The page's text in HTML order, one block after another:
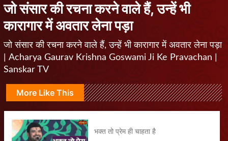
जो संसार की रचना करने वाले हैं, उन्हें भी
कारागार में अवतार लेना पड़ा
जो संसार की रचना करने वाले हैं, उन्हें भी कारागार में अवतार लेना पड़ा
| Acharya Gaurav Krishna Goswami Ji Ke Pravachan |
Sanskar TV
More Like This
भक्त तो प्रेम ही चाहता है